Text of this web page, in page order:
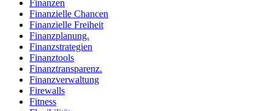
Finanzen
Finanzielle Chancen
Finanzielle Freiheit
Finanzplanung.
Finanzstrategien
Finanztools
Finanztransparenz.
Finanzverwaltung
Firewalls
Fitness